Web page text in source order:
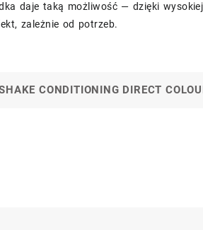
daje taką możliwość — dzięki
zależnie od potrzeb.
CONDITIONING DIRECT